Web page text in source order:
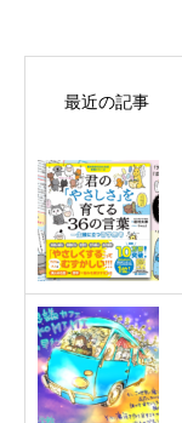
最近の記事